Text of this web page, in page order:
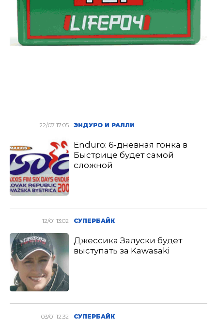
22/07 17:05 ЭНДУРО И РАЛЛИ
Enduro: 6-дневная гонка в
Быстрице будет самой
сложной
12/01 13:02 СУПЕРБАЙК
Джессика Залуски будет
выступать за Kawasaki
03/01 12:32 СУПЕРБАЙК